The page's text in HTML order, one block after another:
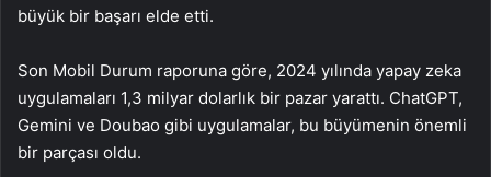
büyük bir başarı elde etti.
Son Mobil Durum raporuna göre, 2024 yılında yapay zeka
uygulamaları 1,3 milyar dolarlık bir pazar yarattı. ChatGPT,
Gemini ve Doubao gibi uygulamalar, bu büyümenin önemli
bir parçası oldu.